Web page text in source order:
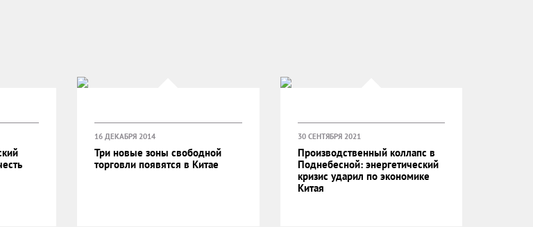
16 ДЕКАБРЯ 2014
Три новые зоны свободной
торговли появятся в Китае
30 СЕНТЯБРЯ 2021
Производственный коллапс в
Поднебесной: энергетический
кризис ударил по экономике
Китая